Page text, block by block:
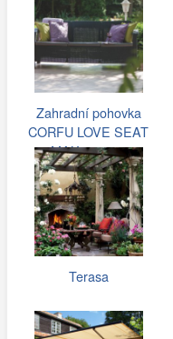
Zahradní pohovka
CORFU LOVE SEAT
MAX antracit
Terasa